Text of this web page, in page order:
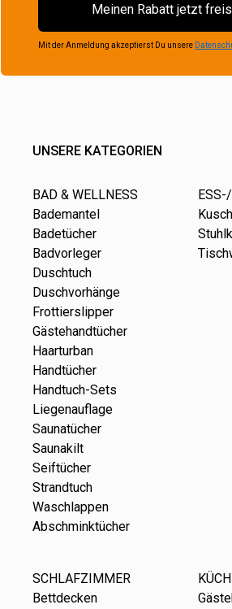
Meinen Rabatt jetzt
Mit der Anmeldung akzeptierst Du unsere
UNSERE KATEGORIEN
BAD & WELLNESS
Bademantel
Badetücher
Badvorleger
Duschtuch
Duschvorhänge
Frottierslipper
Gästehandtücher
Haarturban
Handtücher
Handtuch-Sets
Liegenauflage
Saunatücher
Saunakilt
Seiftücher
Strandtuch
Waschlappen
Abschminktücher
SCHLAFZIMMER
Bettdecken